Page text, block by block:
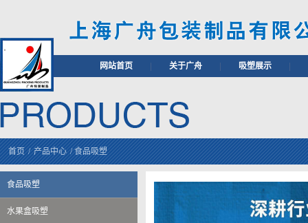
网站首页 关于广舟 吸塑展示
首页 / 产品中心 /食品吸塑
食品吸塑
水果盒吸塑